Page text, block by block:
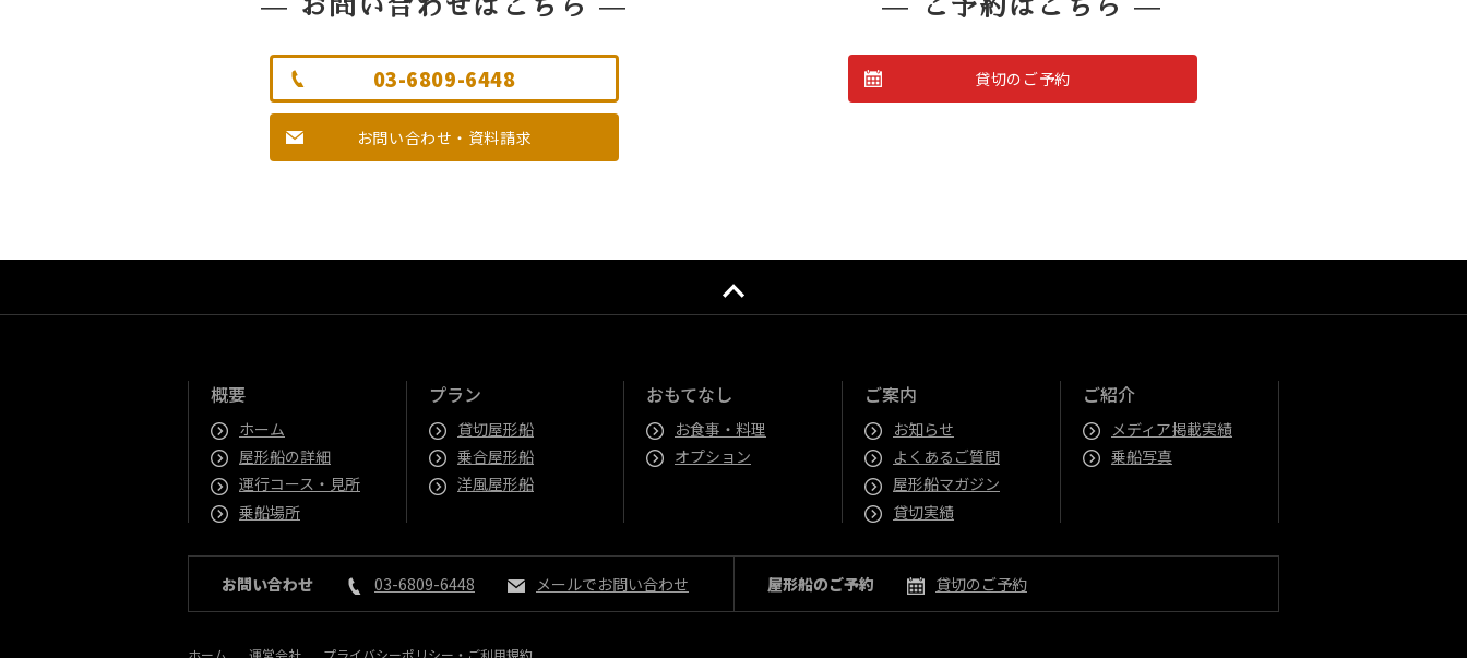
ご予約はこちら
貸切のご予約
お問い合わせはこちら
03-6809-6448
お問い合わせ・資料請求
概要
ホーム
屋形船の詳細
運行コース・見所
乗船場所
プラン
貸切屋形船
乗合屋形船
洋風屋形船
おもてなし
お食事・料理
オプション
ご案内
お知らせ
よくあるご質問
屋形船マガジン
貸切実績
ご紹介
メディア掲載実績
乗船写真
お問い合わせ 03-6809-6448 メールでお問い合わせ 屋形船のご予約 貸切のご予約
ホーム 運営会社 プライバシーポリシー・ご利用規約